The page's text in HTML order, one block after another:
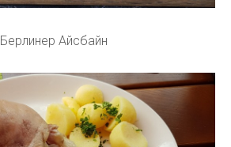
Берлинер Айсбайн